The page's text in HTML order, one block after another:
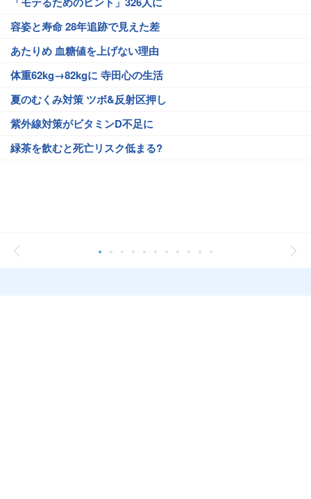
容姿と寿命 28年追跡で見えた差
あたりめ 血糖値を上げない理由
体重62kg→82kgに 寺田心の生活
夏のむくみ対策 ツボ&反射区押し
紫外線対策がビタミンD不足に
緑茶を飲むと死亡リスク低まる?